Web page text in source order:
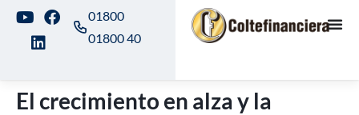
01800
01800 40
El crecimiento en alza y la